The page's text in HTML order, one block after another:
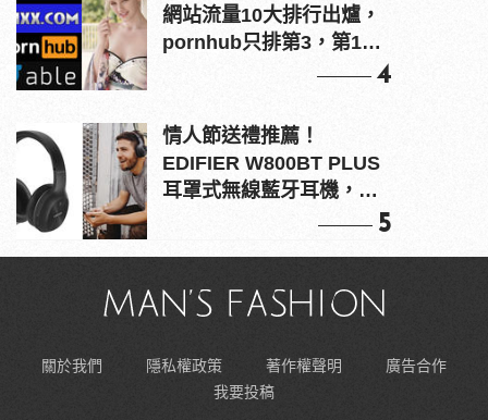
網站流量10大排行出爐，
pornhub只排第3，第1名
4
情人節送禮推薦！
EDIFIER W800BT PLUS
耳罩式無線藍牙耳機，在
5
關於我們 隱私權政策 著作權聲明
廣告合作
我要投稿